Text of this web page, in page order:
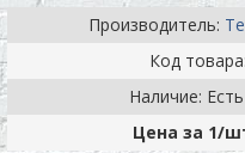
Производитель:
Код
Наличие:
Цена за 1/